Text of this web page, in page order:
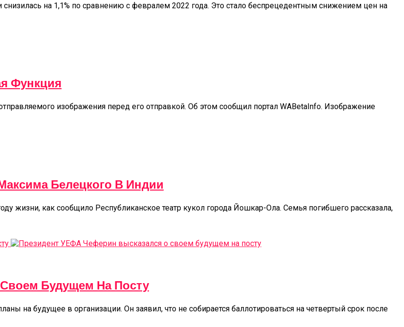
на 1,1% по сравнению с февралем 2022 года. Это стало беспрецедентным снижением цен на
Функция
изображения перед его отправкой. Об этом сообщил портал WABetaInfo. Изображение
Белецкого В Индии
жизни, как сообщило Республиканское театр кукол города Йошкар-Ола. Семья погибшего рассказала,
Будущем На Посту
на будущее в организации. Он заявил, что не собирается баллотироваться на четвертый срок после